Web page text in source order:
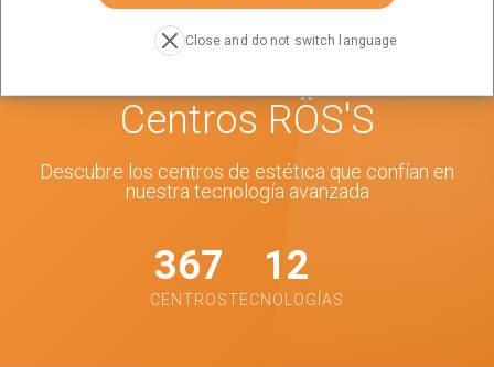
Close and do not switch language
Centros RÖS'S
Descubre los centros de estética que confían en
nuestra tecnología avanzada
367
CENTROS
12
TECNOLOGÍAS